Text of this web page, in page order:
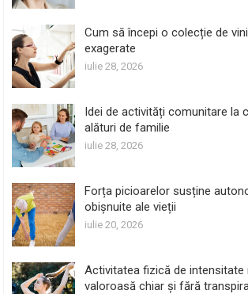
Cum să începi o colecție de
exagerate
iulie 28, 2026
Idei de activități comunitare la
alături de familie
iulie 28, 2026
Forța picioarelor susține
obișnuite ale vieții
iulie 20, 2026
Activitatea fizică de intensitate
valoroasă chiar și fără